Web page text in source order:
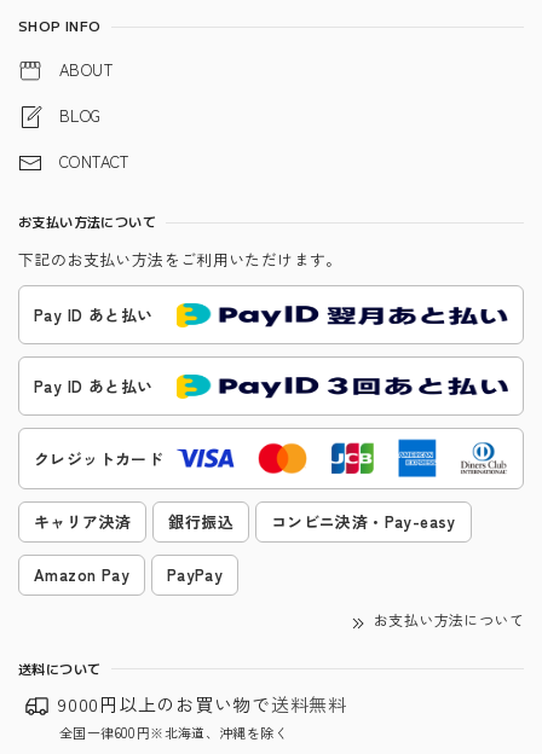
SHOP INFO
ABOUT
BLOG
CONTACT
お支払い方法について
下記のお支払い方法をご利用いただけます。
Pay ID あと払い
Pay ID あと払い
クレジットカード
キャリア決済 銀行振込 コンビニ決済・Pay-easy
Amazon Pay PayPay
お支払い方法について
送料について
9000円以上のお買い物で送料無料
全国一律600円※北海道、沖縄を除く